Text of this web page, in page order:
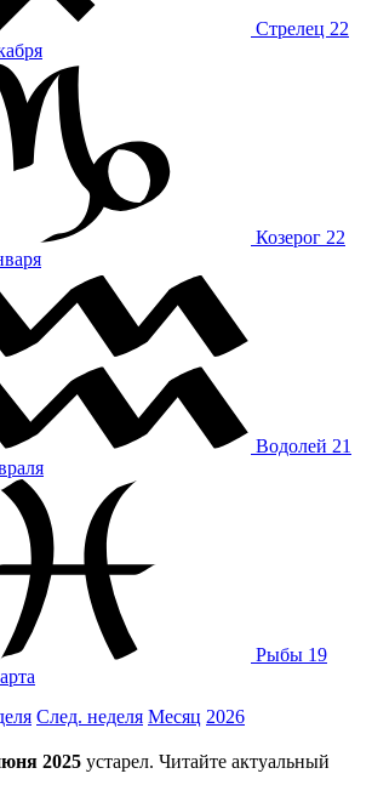
Стрелец 22
Козерог 22
Водолей 21
Рыбы 19
След. неделя Месяц 2026
2025 устарел. Читайте актуальный